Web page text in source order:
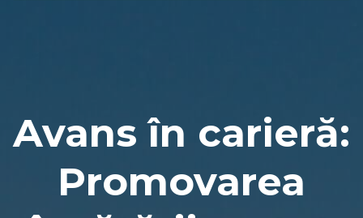
Avans în carieră:
Promovarea